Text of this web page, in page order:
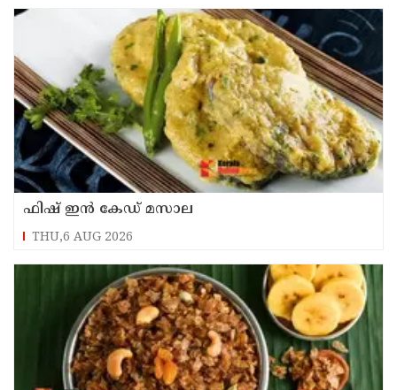
ഫിഷ് ഇൻ കേഡ് മസാല
THU,6 AUG 2026